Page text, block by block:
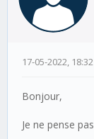
17-05-2022, 18:32
Bonjour,
Je ne pense